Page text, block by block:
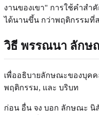
งานของเขา" การใช้คําสํา
ได้นานขึ้น กว่าพฤติกรรมที่
วิธี พรรณนา ลักษ
เพื่ออธิบายลักษณะของบุค
พฤติกรรม, และ บริบท
ก่อน อื่น จง บอก ลักษณะ นิ